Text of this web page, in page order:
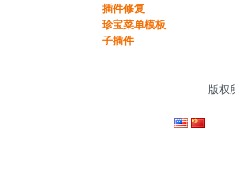
插件修复
珍宝菜单模板
子插件
版权